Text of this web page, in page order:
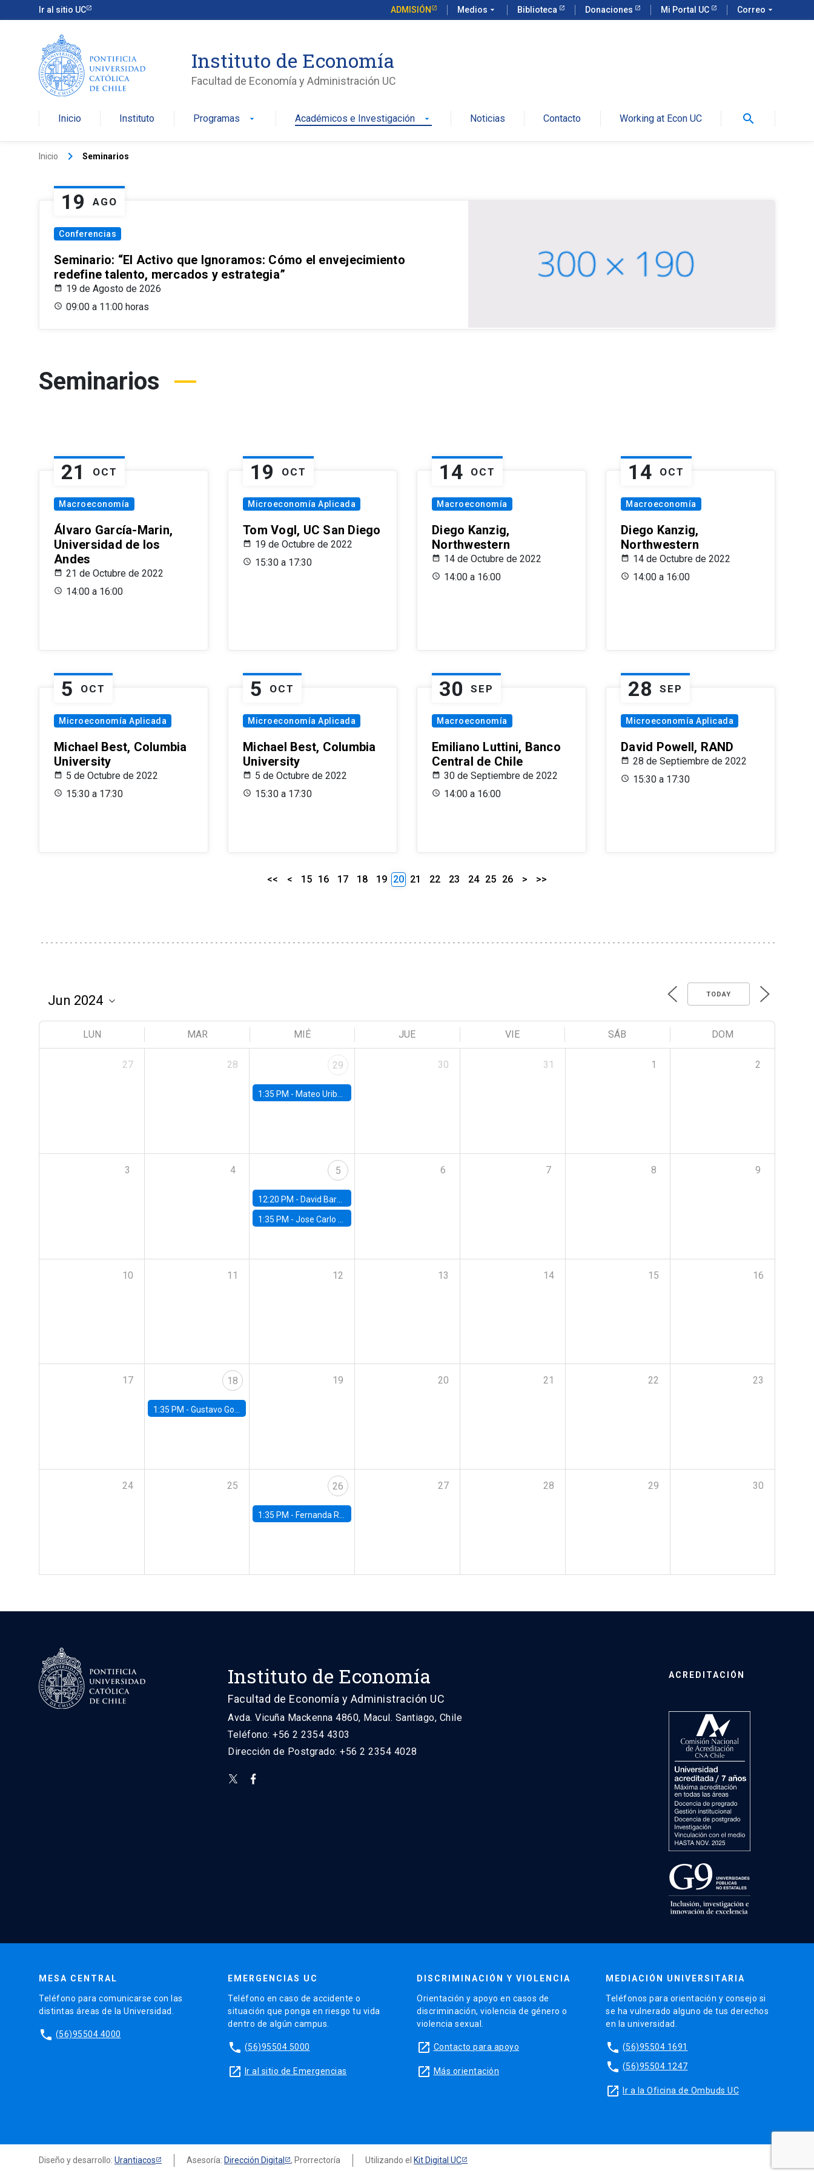
Ir al sitio UC ADMISIÓN Medios arrow_drop_down Biblioteca Donaciones Mi Portal UC Correo arrow_drop_down
Instituto de Economía
Facultad de Economía y Administración UC
Inicio Instituto Programas arrow_drop_down Académicos e Investigación arrow_drop_down Noticias Contacto Working at Econ UC search
Inicio keyboard_arrow_right Seminarios
19 AGO
Conferencias
Seminario: “El Activo que Ignoramos: Cómo el envejecimiento
redefine talento, mercados y estrategia”
19 de Agosto de 2026
09:00 a 11:00 horas
Seminarios
21 OCT
Macroeconomía
Álvaro García-Marin,
Universidad de los
Andes
21 de Octubre de 2022
14:00 a 16:00
19 OCT
Microeconomía Aplicada
Tom Vogl, UC San Diego
19 de Octubre de 2022
15:30 a 17:30
14 OCT
Macroeconomía
Diego Kanzig,
Northwestern
14 de Octubre de 2022
14:00 a 16:00
14 OCT
Macroeconomía
Diego Kanzig,
Northwestern
14 de Octubre de 2022
14:00 a 16:00
5 OCT
Microeconomía Aplicada
Michael Best, Columbia
University
5 de Octubre de 2022
15:30 a 17:30
5 OCT
Microeconomía Aplicada
Michael Best, Columbia
University
5 de Octubre de 2022
15:30 a 17:30
30 SEP
Macroeconomía
Emiliano Luttini, Banco
Central de Chile
30 de Septiembre de 2022
14:00 a 16:00
28 SEP
Microeconomía Aplicada
David Powell, RAND
28 de Septiembre de 2022
15:30 a 17:30
<< < 15 16 17 18 19 20 21 22 23 24 25 26 > >>
TODAY
LUN MAR MIÉ JUE VIE SÁB DOM
27 28 29
1:35 PM - Mateo Uribe-Castro, Universidad de los Andes (Colombia)
30 31 1 2
3 4 5
12:20 PM - David Bardey, Universidad de los Andes - CEDE
1:35 PM -Jose Carlo Bermudez, UC (ME) & World Bank
6 7 8 9
10 11 12 13 14 15 16
17 18
1:35 PM - Gustavo González, Banco Central de Chile
19 20 21 22 23
24 25 26
1:35 PM - Fernanda Rojas Ampuero, University of Wisconsin-Madison
27 28 29 30
Instituto de Economía
Facultad de Economía y Administración UC
Avda. Vicuña Mackenna 4860, Macul. Santiago, Chile
Teléfono: +56 2 2354 4303
Dirección de Postgrado: +56 2 2354 4028
ACREDITACIÓN
MESA CENTRAL
Teléfono para comunicarse con las
distintas áreas de la Universidad.
phone (56)95504 4000
EMERGENCIAS UC
Teléfono en caso de accidente o
situación que ponga en riesgo tu vida
dentro de algún campus.
phone (56)95504 5000
launch Ir al sitio de Emergencias
DISCRIMINACIÓN Y VIOLENCIA
Orientación y apoyo en casos de
discriminación, violencia de género o
violencia sexual.
launch Contacto para apoyo
launch Más orientación
MEDIACIÓN UNIVERSITARIA
Teléfonos para orientación y consejo si
se ha vulnerado alguno de tus derechos
en la universidad.
phone (56)95504 1691
phone (56)95504 1247
launch Ir a la Oficina de Ombuds UC
Diseño y desarrollo: Urantiacos Asesoría: Dirección Digital , Prorrectoría Utilizando el Kit Digital UC